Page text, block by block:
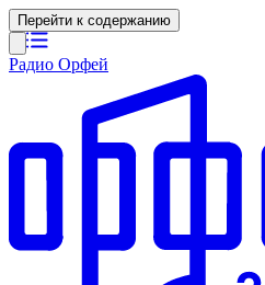
Перейти к содержанию
Радио Орфей